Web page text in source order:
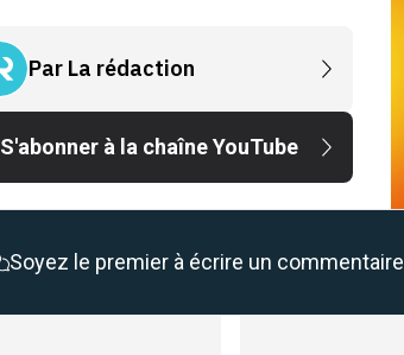
Par La rédaction
S'abonner à la chaîne YouTube
Soyez le premier à écrire un commentaire